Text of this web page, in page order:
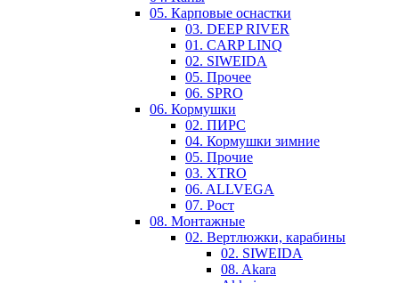
05. Карповые оснастки
03. DEEP RIVER
01. CARP LINQ
02. SIWEIDA
05. Прочее
06. SPRO
06. Кормушки
02. ПИРС
04. Кормушки зимние
05. Прочие
03. XTRO
06. ALLVEGA
07. Рост
08. Монтажные
02. Вертлюжки, карабины
02. SIWEIDA
08. Akara